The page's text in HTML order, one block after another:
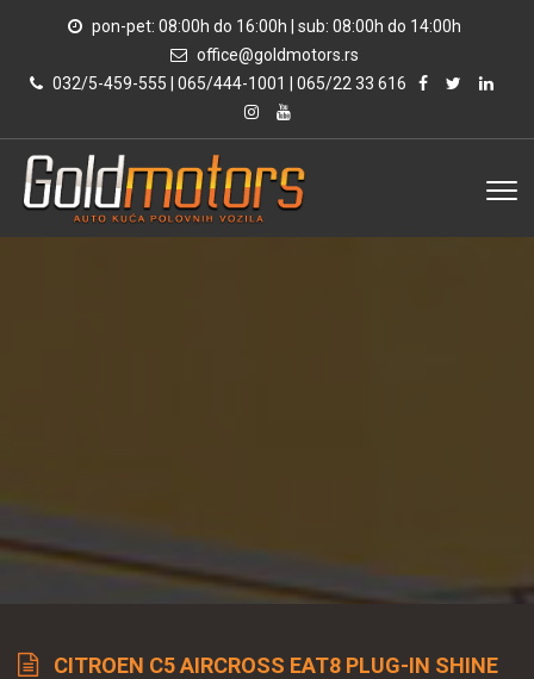
pon-pet: 08:00h do 16:00h | sub: 08:00h do 14:00h
office@goldmotors.rs
032/5-459-555 | 065/444-1001 | 065/22 33 616
CITROEN C5 AIRCROSS EAT8 PLUG-IN SHINE